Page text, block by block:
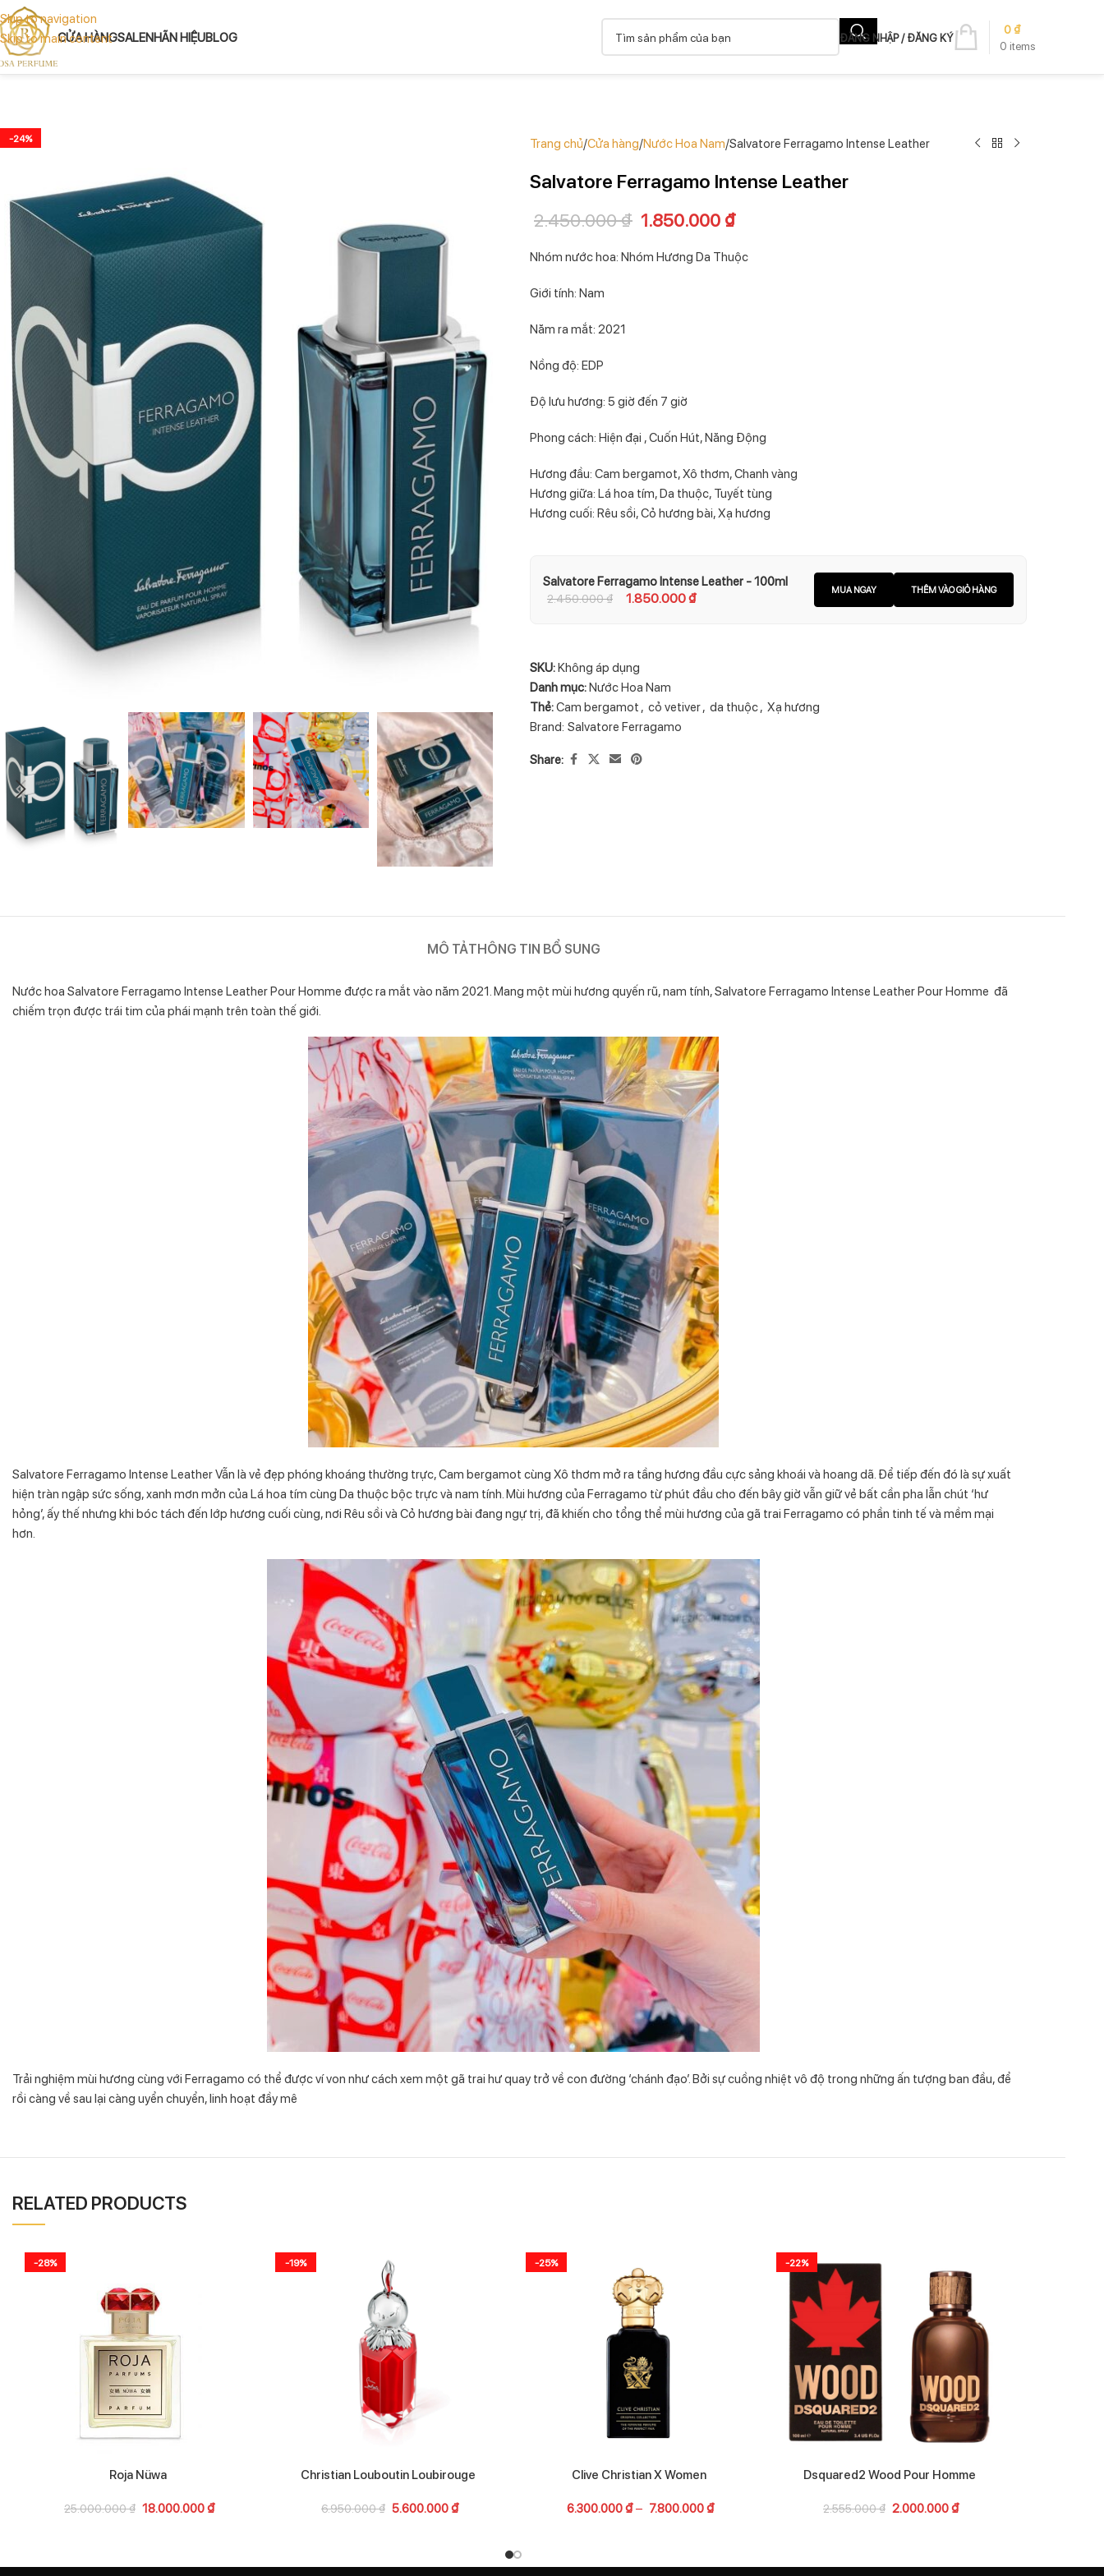
Skip to navigation
Skip to main content
CỬA HÀNGSALENHÃN HIỆUBLOG ĐĂNG NHẬP / ĐĂNG KÝ
0 items
0₫
-24% Trang chủ Cửa hàng Nước Hoa Nam Salvatore Ferragamo Intense Leather
Salvatore Ferragamo Intense Leather
2.450.000₫ 1.850.000 ₫
Nhóm nước hoa: Nhóm Hương Da Thuộc
Giới tính: Nam
Năm ra mắt: 2021
Nồng độ: EDP
Độ lưu hương: 5 giờ đến 7 giờ
Phong cách: Hiện đại , Cuốn Hút, Năng Động
Hương đầu: Cam bergamot, Xô thơm, Chanh vàng
Hương giữa: Lá hoa tím, Da thuộc, Tuyết tùng
Hương cuối: Rêu sồi, Cỏ hương bài, Xạ hương
Salvatore Ferragamo Intense Leather - 100ml
2.450.000₫ 1.850.000₫ MUA NGAY THÊM VÀO GIỎ HÀNG
SKU:Không áp dụng
Danh mục:Nước Hoa Nam
Thẻ:Cam bergamot , cỏ vetiver, da thuộc, Xạ hương
Brand: Salvatore Ferragamo
Share:
MÔ TẢTHÔNG TIN BỔ SUNG
Nước hoa Salvatore Ferragamo Intense Leather Pour Homme được ra mắt vào năm 2021. Mang một mùi hương quyến rũ, nam tính, Salvatore Ferragamo Intense Leather Pour Homme đã
chiếm trọn được trái tim của phái mạnh trên toàn thế giới.
Salvatore Ferragamo Intense Leather Vẫn là vẻ đẹp phóng khoáng thường trực, Cam bergamot cùng Xô thơm mở ra tầng hương đầu cực sảng khoái và hoang dã. Để tiếp đến đó là sự xuất
hiện tràn ngập sức sống, xanh mơn mởn của Lá hoa tím cùng Da thuộc bộc trực và nam tính. Mùi hương của Ferragamo từ phút đầu cho đến bây giờ vẫn giữ vẻ bất cần pha lẫn chút ‘hư
hỏng’, ấy thế nhưng khi bóc tách đến lớp hương cuối cùng, nơi Rêu sồi và Cỏ hương bài đang ngự trị, đã khiến cho tổng thể mùi hương của gã trai Ferragamo có phần tinh tế và mềm mại
hơn.
Trải nghiệm mùi hương cùng với Ferragamo có thể được ví von như cách xem một gã trai hư quay trở về con đường ‘chánh đạo’. Bởi sự cuồng nhiệt vô độ trong những ấn tượng ban đầu, để
rồi càng về sau lại càng uyển chuyển, linh hoạt đầy mê
RELATED PRODUCTS
-28%
Roja Nüwa
25.000.000₫ 18.000.000₫
-19%
Christian Louboutin Loubirouge
6.950.000₫ 5.600.000₫
-25%
Clive Christian X Women
6.300.000₫– 7.800.000₫
-22%
Dsquared2 Wood Pour Homme
2.555.000₫ 2.000.000₫